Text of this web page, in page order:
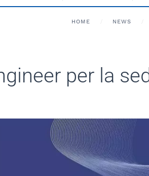
HOME NEWS
per la